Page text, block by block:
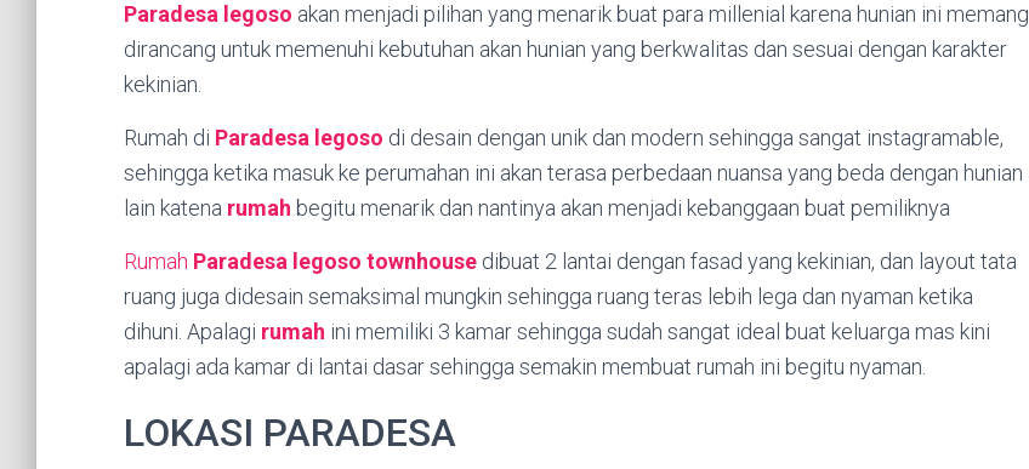
Paradesa legoso akan menjadi pilihan yang menarik buat para millenial karena hunian ini memang
dirancang untuk memenuhi kebutuhan akan hunian yang berkwalitas dan sesuai dengan karakter
kekinian.
Rumah di Paradesa legoso di desain dengan unik dan modern sehingga sangat instagramable,
sehingga ketika masuk ke perumahan ini akan terasa perbedaan nuansa yang beda dengan hunian
lain katena rumah begitu menarik dan nantinya akan menjadi kebanggaan buat pemiliknya
Rumah Paradesa legoso townhouse dibuat 2 lantai dengan fasad yang kekinian, dan layout tata
ruang juga didesain semaksimal mungkin sehingga ruang teras lebih lega dan nyaman ketika
dihuni. Apalagi rumah ini memiliki 3 kamar sehingga sudah sangat ideal buat keluarga mas kini
apalagi ada kamar di lantai dasar sehingga semakin membuat rumah ini begitu nyaman.
LOKASI PARADESA